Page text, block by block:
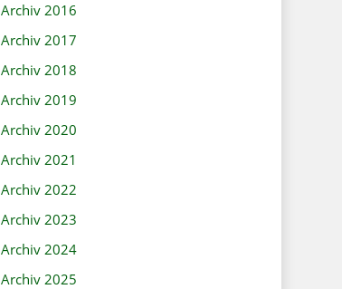
Archiv 2016
Archiv 2017
Archiv 2018
Archiv 2019
Archiv 2020
Archiv 2021
Archiv 2022
Archiv 2023
Archiv 2024
Archiv 2025